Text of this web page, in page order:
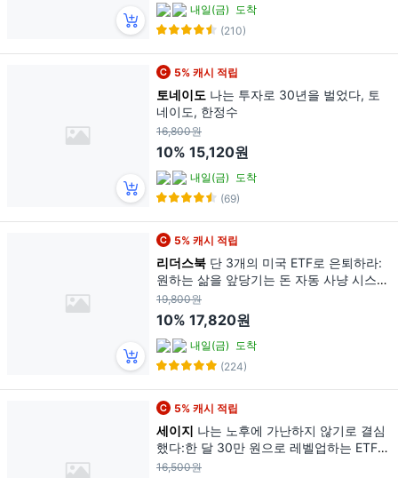
내일(금)
도착
(210)
5% 캐시 적립
토네이도 나는 투자로 30년을 벌었다, 토
네이도, 한정수
16,800원
10% 15,120원
내일(금)
도착
(69)
5% 캐시 적립
리더스북 단 3개의 미국 ETF로 은퇴하라:
원하는 삶을 앞당기는 돈 자동 사냥 시스
템, 리더스북, 김지훈
19,800원
10% 17,820원
내일(금)
도착
(224)
5% 캐시 적립
세이지 나는 노후에 가난하지 않기로 결심
했다:한 달 30만 원으로 레벨업하는 ETF
연금저축의 기적, 서대리, 세이지
16,500원